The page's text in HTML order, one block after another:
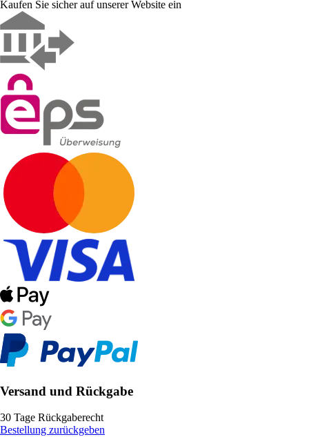
Kaufen Sie sicher auf unserer Website ein
Versand und Rückgabe
30 Tage Rückgaberecht
Bestellung zurückgeben